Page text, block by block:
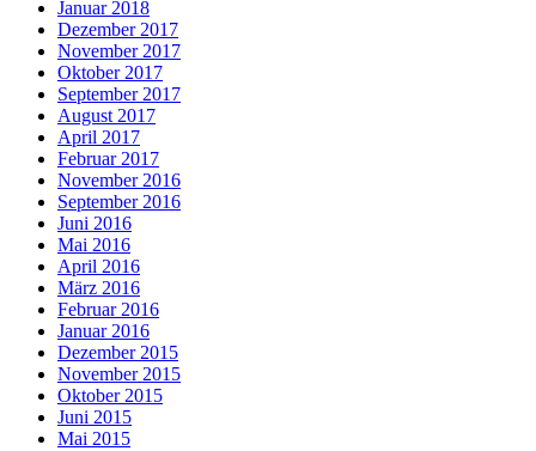
Januar 2018
Dezember 2017
November 2017
Oktober 2017
September 2017
August 2017
April 2017
Februar 2017
November 2016
September 2016
Juni 2016
Mai 2016
April 2016
März 2016
Februar 2016
Januar 2016
Dezember 2015
November 2015
Oktober 2015
Juni 2015
Mai 2015